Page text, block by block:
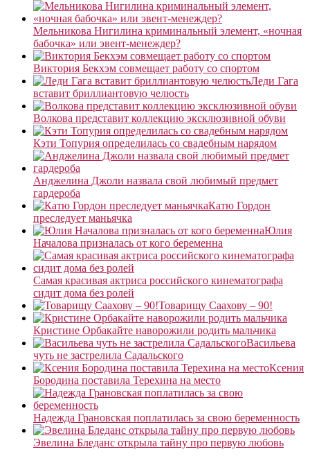
Мельникова Нигилина криминальный элемент, «ночная
бабочка» или эвент-менеждер?
Виктория Бекхэм совмещает работу со спортом
Леди Гага
вставит бриллиантовую челюсть
Волкова представит коллекцию эксклюзивной обуви
Кэти Топурия определилась со свадебным нарядом
Анджелина Джоли назвала свой любимый предмет
гардероба
Катю Гордон
преследует маньячка
Юлия
Началова призналась от кого беременна
Самая красивая актриса российского кинематографа
сидит дома без ролей
Товарищу Саахову – 90!
Кристине Орбакайте наворожили родить мальчика
Васильева
чуть не застрелила Садальского
Ксения
Бородина поставила Терехина на место
Надежда Грановская поплатилась за свою беременность
Эвелина Бледанс открыла тайну про первую любовь